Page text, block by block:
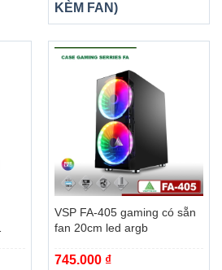
KÈM FAN)
VSP FA-405 gaming có sẵn
fan 20cm led argb
745.000 ₫